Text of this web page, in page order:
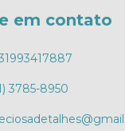
em contato
3785-8950